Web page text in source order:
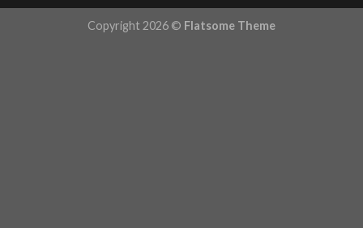
Copyright 2026 © Flatsome Theme